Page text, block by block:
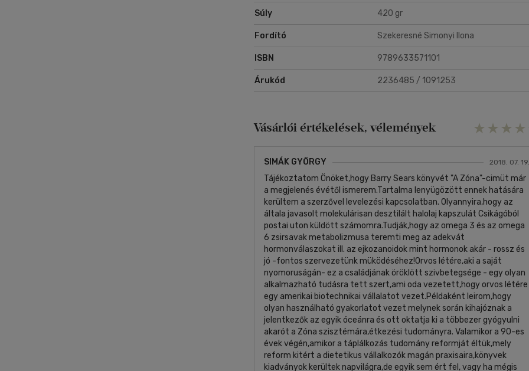
Súly 420 gr
Fordító Szekeresné Simonyi Ilona
ISBN 9789633571101
Árukód 2236485 / 1091253
Vásárlói értékelések, vélemények
SIMÁK GYÖRGY 2018. 07. 19.
Tájékoztatom Önöket,hogy Barry Sears könyvét "A Zóna"-cimüt már
a megjelenés évétől ismerem.Tartalma lenyügözött ennek hatására
kerültem a szerzővel levelezési kapcsolatban. Olyannyira,hogy az
általa javasolt molekulárisan desztilált halolaj kapszulát Csikágóból
postai uton küldött számomra.Tudják,hogy az omega 3 és az omega
6 zsirsavak metabolizmusa teremti meg az adekvát
hormonválaszokat ill. az ejkozanoidok mint hormonok akár - rossz és
jó -fontos szervezetünk müködéséhez!Orvos létére,aki a saját
nyomoruságán- ez a családjának öröklött szivbetegsége - egy olyan
alkalmazható tudásra tett szert,ami oda vezetett,hogy orvos létére
egy amerikai biotechnikai vállalatot vezet.Példaként leirom,hogy
olyan használható gyakorlatot vezet melynek során kihajóznak a
jelentkezők az egyik óceánra és ott oktatja ki a többezer gyógyulni
akarót a Zóna szisztémára,étkezési tudományra. Valamikor a 90-es
évek végén,amikor a táplálkozás tudomány reformját éltük,mely
reform kitért a dietetikus vállalkozók magán praxisaira,könyvek
kiadványok kerültek napvilágra,de egyik sem ért fel, vagy ha mégis